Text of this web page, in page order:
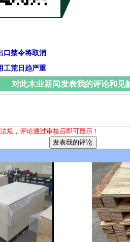
口禁令将取消
工荒日趋严重
对此木业新闻发表我的评论和见
规，评论通过审核后即可显示！